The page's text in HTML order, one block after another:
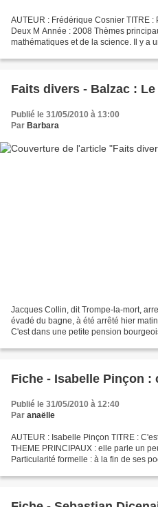
AUTEUR : Frédérique Cosnier TITRE :
Deux M Année : 2008 Thèmes
mathématiques et de la science. Il y a
Faits divers - Balzac :
Publié le 31/05/2010 à 13:00
Par Barbara
Jacques Collin, dit Trompe-la-mort,
évadé du bagne, à été arrêté hier
C'est dans une petite pension
Fiche - Isabelle Pinçon :
Publié le 31/05/2010 à 12:40
Par anaëlle
AUTEUR : Isabelle Pinçon TITRE :
THEME PRINCIPAUX : elle parle un
Particularité formelle : à la fin de ses